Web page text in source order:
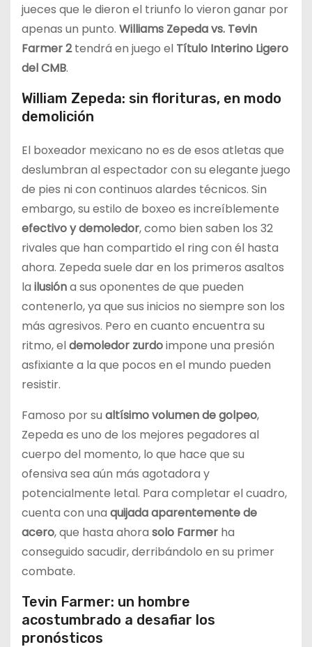
jueces que le dieron el triunfo lo vieron ganar por
apenas un punto. Williams Zepeda vs. Tevin
Farmer 2tendrá en juego el Título Interino Ligero
del CMB.
William Zepeda: sin florituras, en modo
demolición
El boxeador mexicano no es de esos atletas que
deslumbran al espectador con su elegante juego
de pies ni con continuos alardes técnicos. Sin
embargo, su estilo de boxeo es increíblemente
efectivo y demoledor, como bien saben los 32
rivales que han compartido el ring con él hasta
ahora. Zepeda suele dar en los primeros asaltos
la ilusióna sus oponentes de que pueden
contenerlo, ya que sus inicios no siempre son los
más agresivos. Pero en cuanto encuentra su
ritmo, eldemoledor zurdoimpone una presión
asfixiante a la que pocos en el mundo pueden
resistir.
Famoso por su altísimo volumen de golpeo,
Zepeda es uno de los mejores pegadores al
cuerpo del momento, lo que hace que su
ofensiva sea aún más agotadora y
potencialmente letal. Para completar el cuadro,
cuenta con una quijada aparentemente de
acero, que hasta ahora solo Farmer ha
conseguido sacudir, derribándolo en su primer
combate.
Tevin Farmer: un hombre
acostumbrado a desafiar los
pronósticos